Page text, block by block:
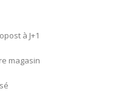
à J+1
magasin